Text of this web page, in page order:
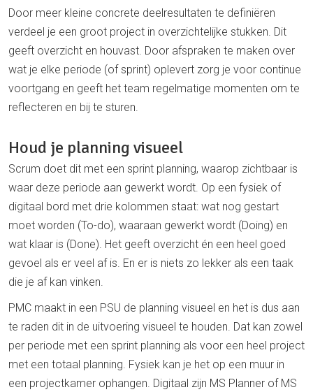
Door meer kleine concrete deelresultaten te definiëren
verdeel je een groot project in overzichtelijke stukken. Dit
geeft overzicht en houvast. Door afspraken te maken over
wat je elke periode (of sprint) oplevert zorg je voor continue
voortgang en geeft het team regelmatige momenten om te
reflecteren en bij te sturen.
Houd je planning visueel
Scrum doet dit met een sprint planning, waarop zichtbaar is
waar deze periode aan gewerkt wordt. Op een fysiek of
digitaal bord met drie kolommen staat: wat nog gestart
moet worden (To-do), waaraan gewerkt wordt (Doing) en
wat klaar is (Done). Het geeft overzicht én een heel goed
gevoel als er veel af is. En er is niets zo lekker als een taak
die je af kan vinken.
PMC maakt in een PSU de planning visueel en het is dus aan
te raden dit in de uitvoering visueel te houden. Dat kan zowel
per periode met een sprint planning als voor een heel project
met een totaal planning. Fysiek kan je het op een muur in
een projectkamer ophangen. Digitaal zijn MS Planner of MS